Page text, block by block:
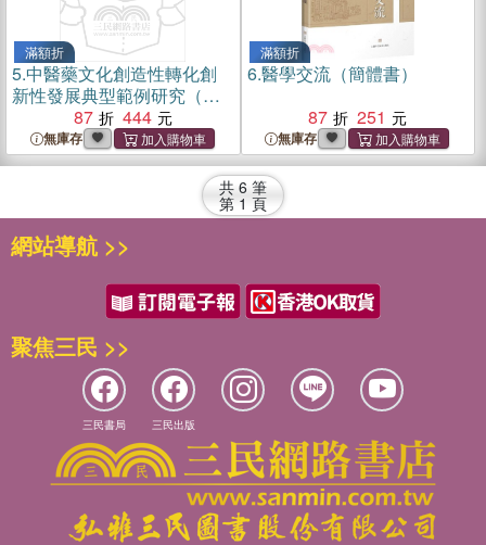
滿額折
5.中醫藥文化創造性轉化創
新性發展典型範例研究（簡
87 444
無庫存
滿額折
6.醫學交流（簡體書）
87
251
無庫存
共 6 筆
第 1 頁
網站導航 >>
聚焦三民 >>
三民書局 三民出版